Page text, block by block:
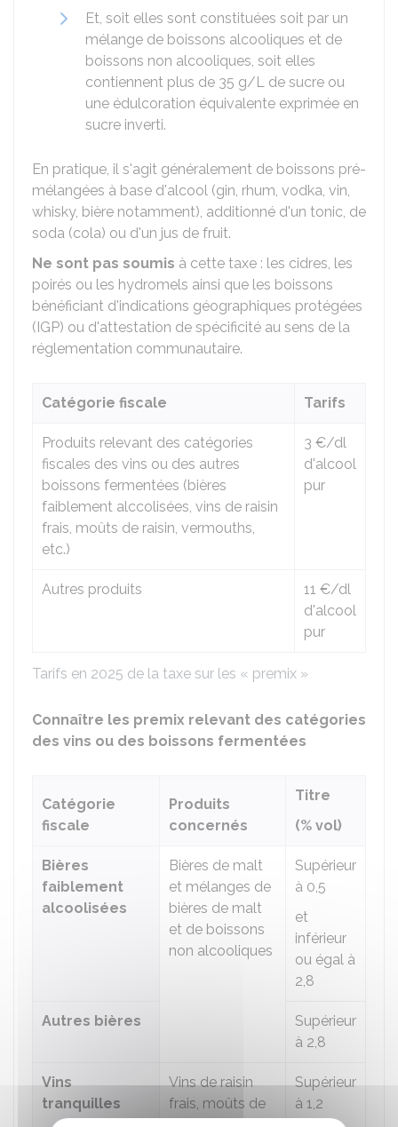
Et, soit elles sont constituées soit par un
mélange de boissons alcooliques et de
boissons non alcooliques, soit elles
contiennent plus de 35 g/L de sucre ou
une édulcoration équivalente exprimée en
sucre inverti.
En pratique, il s'agit généralement de boissons pré-
mélangées à base d'alcool (gin, rhum, vodka, vin,
whisky, bière notamment), additionné d'un tonic, de
soda (cola) ou d'un jus de fruit.
Ne sont pas soumis à cette taxe : les cidres, les
poirés ou les hydromels ainsi que les boissons
bénéficiant d'indications géographiques protégées
(IGP) ou d'attestation de spécificité au sens de la
réglementation communautaire.
Tarifs en 2025 de la taxe sur les « premix »
Catégorie fiscale Tarifs
Produits relevant des catégories
fiscales des vins ou des autres
boissons fermentées (bières
faiblement alccolisées, vins de raisin
frais, moûts de raisin, vermouths,
etc.)
3 €/dl
d'alcool
pur
Autres produits 11 €/dl
d'alcool
pur
Connaître les premix relevant des catégories
des vins ou des boissons fermentées
Catégorie
fiscale
Produits
concernés
Titre
(% vol)
Bières
faiblement
alcoolisées
Bières de malt
et mélanges de
bières de malt
et de boissons
non alcooliques
Supérieur
à 0,5
et
inférieur
ou égal à
2,8
Autres bières
Supérieur
à 2,8
Vins
tranquilles
Vins de raisin
frais, moûts de
Supérieur
à 1,2